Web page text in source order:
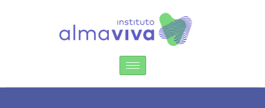
Instituto Alma Viva